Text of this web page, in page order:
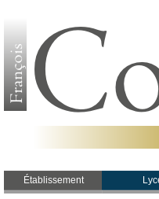
Établissement